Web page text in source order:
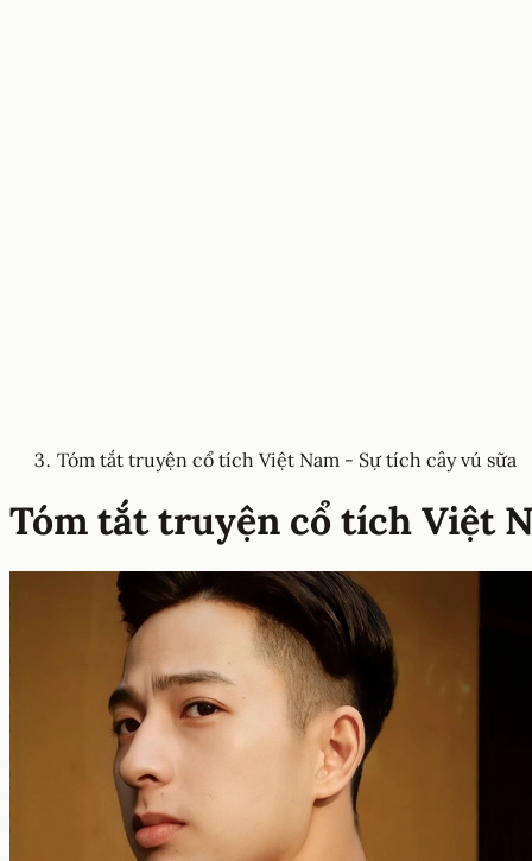
Tóm tắt truyện cổ tích Việt Nam - Sự tích cây vú sữa
Tóm tắt truyện cổ tích Việt